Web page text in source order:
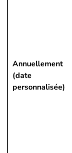
Annuellement
(date
personnalisée)